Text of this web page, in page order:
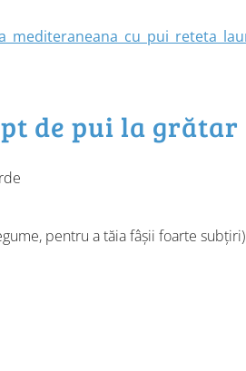
de pui la grătar
pentru a tăia fâșii foarte subțiri)